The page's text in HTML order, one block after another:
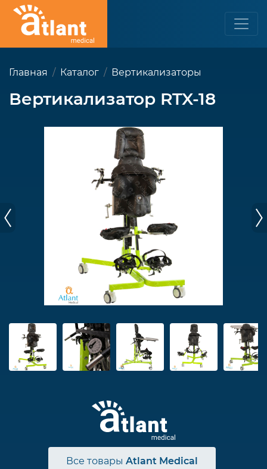
Главная Каталог Вертикализаторы
Вертикализатор RTX-18
Все товары Atlant Medical